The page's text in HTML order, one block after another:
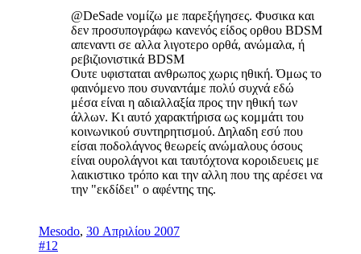
@DeSade νομίζω με παρεξήγησες. Φυσικα και
δεν προσυπογράφω κανενός είδος ορθου BDSM
απεναντι σε αλλα λιγοτερο ορθά, ανώμαλα, ή
ρεβιζιονιστικά BDSM
Ουτε υφισταται ανθρωπος χωρις ηθική. Όμως το
φαινόμενο που συναντάμε πολύ συχνά εδώ
μέσα είναι η αδιαλλαξία προς την ηθική των
άλλων. Κι αυτό χαρακτήρισα ως κομμάτι του
κοινωνικού συντηρητισμού. Δηλαδη εσύ που
είσαι ποδολάγνος θεωρείς ανώμαλους όσους
είναι ουρολάγνοι και ταυτόχτονα κοροιδευεις με
λαικιστικο τρόπο και την αλλη που της αρέσει να
την "εκδίδει" ο αφέντης της.
Mesodo, 30 Απριλίου 2007
#12